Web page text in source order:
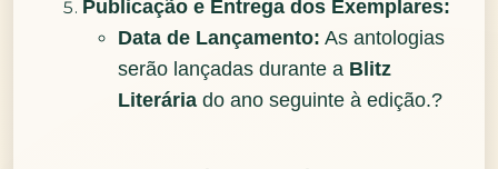
Publicação e Entrega dos Exemplares:
Data de Lançamento: As antologias
serão lançadas durante a Blitz
Literária do ano seguinte à edição.?